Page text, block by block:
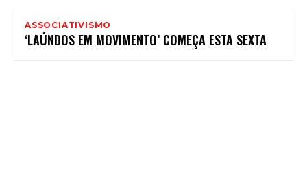
ASSOCIATIVISMO
‘LAÚNDOS EM MOVIMENTO’ COMEÇA ESTA SEXTA